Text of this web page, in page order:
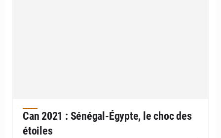
Can 2021 : Sénégal-Égypte, le choc des
étoiles